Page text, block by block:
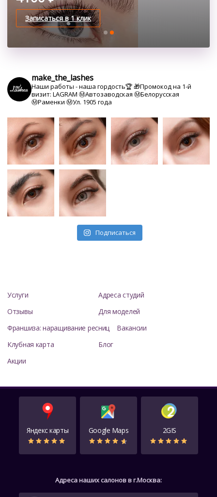
Записаться в 1 клик
make_the_lashes
Наши работы - наша гордость🏆🎁Промокод на 1-й
визит: LAGRAM Ⓜ️Автозаводская Ⓜ️Белорусская
Ⓜ️Раменки Ⓜ️Ул. 1905 года
Подписаться
Услуги
Адреса студий
Отзывы
Для моделей
Франшиза: наращивание ресниц
Вакансии
Клубная карта
Блог
Акции
Яндекс карты Google Maps 2GIS
Адреса наших салонов в г.Москва: